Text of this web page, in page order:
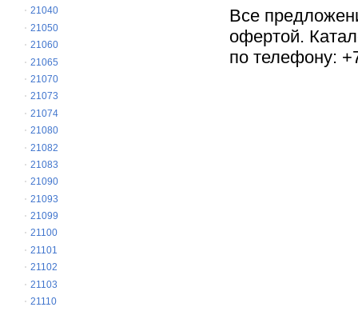
21040
21050
21060
21065
21070
21073
21074
21080
21082
21083
21090
21093
21099
21100
21101
21102
21103
21110
Все
офертой.
по телефону: